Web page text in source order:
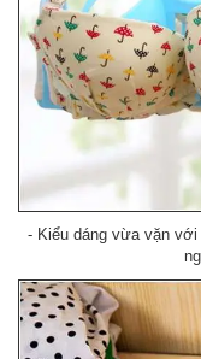
- Kiểu dáng vừa vặn